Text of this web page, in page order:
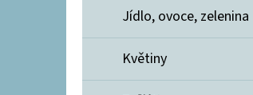
Jídlo, ovoce, zelenina
Květiny